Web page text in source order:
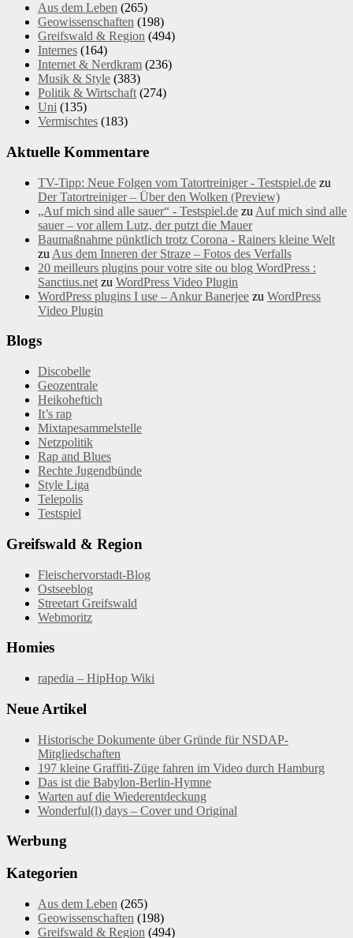
Aus dem Leben (265)
Geowissenschaften (198)
Greifswald & Region (494)
Internes (164)
Internet & Nerdkram (236)
Musik & Style (383)
Politik & Wirtschaft (274)
Uni (135)
Vermischtes (183)
Aktuelle Kommentare
TV-Tipp: Neue Folgen vom Tatortreiniger - Testspiel.de zu
Der Tatortreiniger – Über den Wolken (Preview)
„Auf mich sind alle sauer“ - Testspiel.de zu Auf mich sind alle
sauer – vor allem Lutz, der putzt die Mauer
Baumaßnahme pünktlich trotz Corona - Rainers kleine Welt
zu Aus dem Inneren der Straze – Fotos des Verfalls
20 meilleurs plugins pour votre site ou blog WordPress :
Sanctius.net zu WordPress Video Plugin
WordPress plugins I use – Ankur Banerjee zu WordPress
Video Plugin
Blogs
Discobelle
Geozentrale
Heikoheftich
It’s rap
Mixtapesammelstelle
Netzpolitik
Rap and Blues
Rechte Jugendbünde
Style Liga
Telepolis
Testspiel
Greifswald & Region
Fleischervorstadt-Blog
Ostseeblog
Streetart Greifswald
Webmoritz
Homies
rapedia – HipHop Wiki
Neue Artikel
Historische Dokumente über Gründe für NSDAP-
Mitgliedschaften
197 kleine Graffiti-Züge fahren im Video durch Hamburg
Das ist die Babylon-Berlin-Hymne
Warten auf die Wiederentdeckung
Wonderful(l) days – Cover und Original
Werbung
Kategorien
Aus dem Leben (265)
Geowissenschaften (198)
Greifswald & Region (494)